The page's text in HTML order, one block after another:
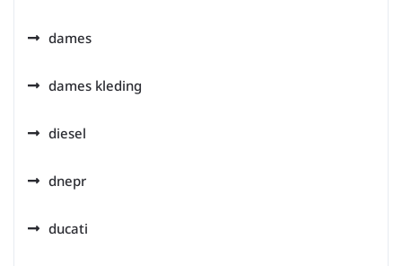
dames
dames kleding
diesel
dnepr
ducati